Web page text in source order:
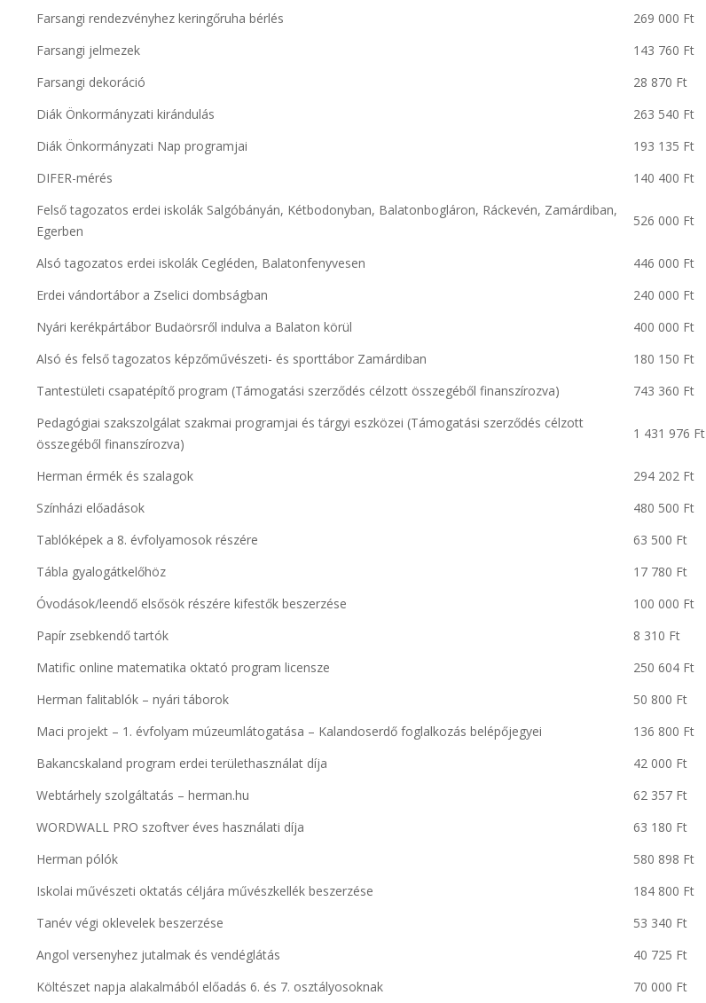
Farsangi rendezvényhez keringőruha bérlés
269 000 Ft
Farsangi jelmezek
143 760 Ft
Farsangi dekoráció
28 870 Ft
Diák Önkormányzati kirándulás
263 540 Ft
Diák Önkormányzati Nap programjai
193 135 Ft
DIFER-mérés
140 400 Ft
Felső tagozatos erdei iskolák Salgóbányán, Kétbodonyban, Balatonbogláron, Ráckevén, Zamárdiban,
Egerben
526 000 Ft
Alsó tagozatos erdei iskolák Cegléden, Balatonfenyvesen
446 000 Ft
Erdei vándortábor a Zselici dombságban
240 000 Ft
Nyári kerékpártábor Budaörsről indulva a Balaton körül
400 000 Ft
Alsó és felső tagozatos képzőművészeti- és sporttábor Zamárdiban
180 150 Ft
Tantestületi csapatépítő program (Támogatási szerződés célzott összegéből finanszírozva)
743 360 Ft
Pedagógiai szakszolgálat szakmai programjai és tárgyi eszközei (Támogatási szerződés célzott
összegéből finanszírozva)
1 431 976 Ft
Herman érmék és szalagok
294 202 Ft
Színházi előadások
480 500 Ft
Tablóképek a 8. évfolyamosok részére
63 500 Ft
Tábla gyalogátkelőhöz
17 780 Ft
Óvodások/leendő elsősök részére kifestők beszerzése
100 000 Ft
Papír zsebkendő tartók
8 310 Ft
Matific online matematika oktató program licensze
250 604 Ft
Herman falitablók – nyári táborok
50 800 Ft
Maci projekt – 1. évfolyam múzeumlátogatása – Kalandoserdő foglalkozás belépőjegyei
136 800 Ft
Bakancskaland program erdei területhasználat díja
42 000 Ft
Webtárhely szolgáltatás – herman.hu
62 357 Ft
WORDWALL PRO szoftver éves használati díja
63 180 Ft
Herman pólók
580 898 Ft
Iskolai művészeti oktatás céljára művészkellék beszerzése
184 800 Ft
Tanév végi oklevelek beszerzése
53 340 Ft
Angol versenyhez jutalmak és vendéglátás
40 725 Ft
Költészet napja alakalmából előadás 6. és 7. osztályosoknak
70 000 Ft